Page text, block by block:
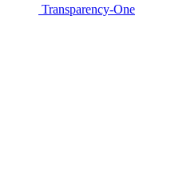
Transparency-One